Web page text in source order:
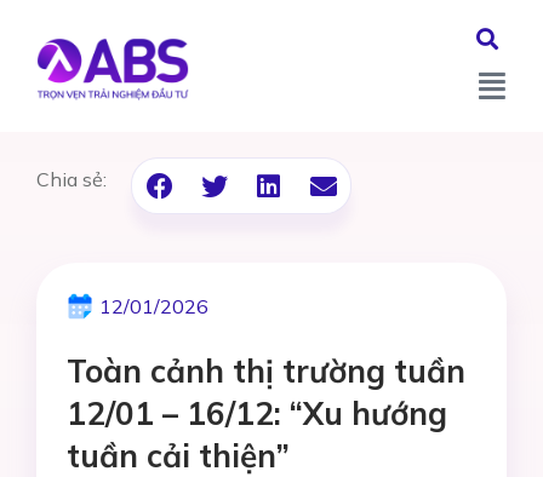
Chia sẻ:
12/01/2026
Toàn cảnh thị trường tuần
12/01 – 16/12: “Xu hướng
tuần cải thiện”